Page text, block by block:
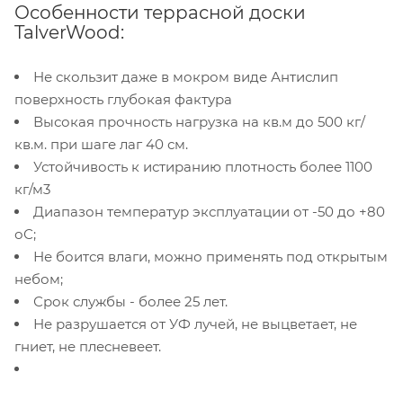
Особенности террасной доски
TalverWood:
Не скользит даже в мокром виде Антислип
поверхность глубокая фактура
Высокая прочность нагрузка на кв.м до 500 кг/
кв.м. при шаге лаг 40 см.
Устойчивость к истиранию плотность более 1100
кг/м3
Диапазон температур эксплуатации от -50 до +80
оС;
Не боится влаги, можно применять под открытым
небом;
Срок службы - более 25 лет.
Не разрушается от УФ лучей, не выцветает, не
гниет, не плесневеет.